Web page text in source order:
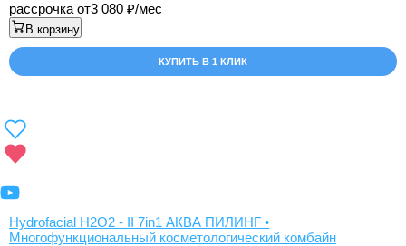
рассрочка от3 080 /мес
В корзину
КУПИТЬ В 1 КЛИК
Hydrofacial H2O2 - II 7in1 АКВА ПИЛИНГ •
Многофункциональный косметологический комбайн